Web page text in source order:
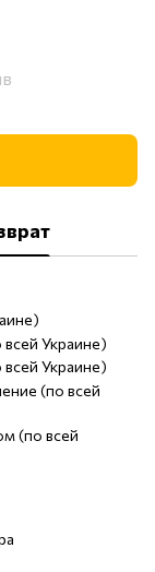
Украине)
Украине)
(по всей
(по всей